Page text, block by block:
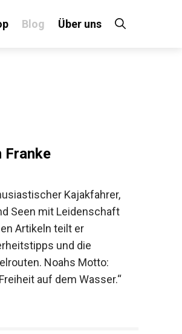
Blog Über uns
Kajakfahrer,
Seen mit Leidenschaft
Artikeln teilt er
und die
Noahs Motto:
auf dem Wasser.“